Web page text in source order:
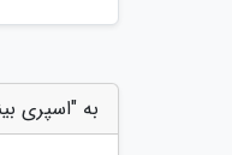
به "اسپری